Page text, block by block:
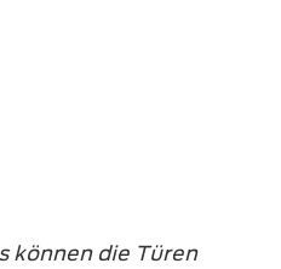
können die Türen